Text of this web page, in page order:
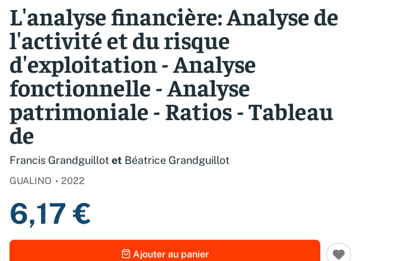
L'analyse financière: Analyse de
l'activité et du risque
d'exploitation - Analyse
fonctionnelle - Analyse
patrimoniale - Ratios - Tableau
de
Francis Grandguillot et Béatrice Grandguillot
GUALINO 2022
6,17 €
Ajouter au panier